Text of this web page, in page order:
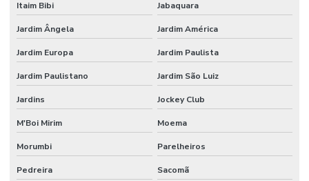
Etiquetas Para Superfícies Removíveis
Etiquetas Resinadas
Etiquetas Tag Adesivas Com Cola Para Roupas
Etiquetas Tag De Roupas Com Furinho
Etiquetas Tag Para Impressoras Argox
Itaim Bibi Jabaquara
Jardim Ângela Jardim América
Jardim Europa Jardim Paulista
Jardim Paulistano Jardim São Luiz
Jardins Jockey Club
M'Boi Mirim Moema
Morumbi Parelheiros
Pedreira Sacomã